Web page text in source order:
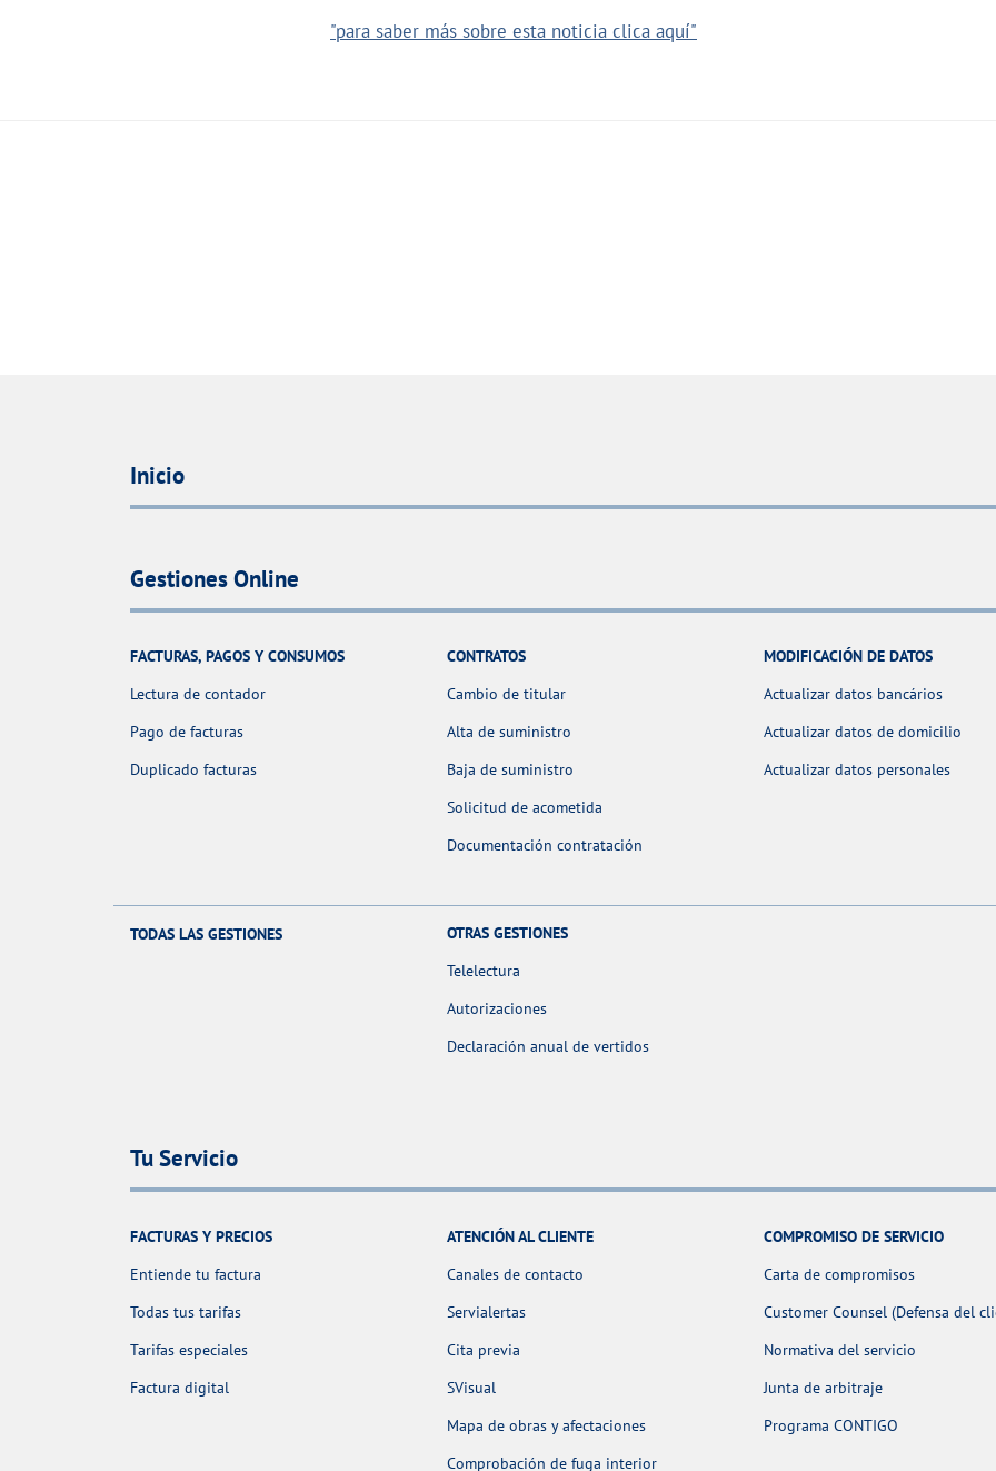
"para saber más sobre esta noticia clica aquí"
Inicio
Gestiones Online
FACTURAS, PAGOS Y CONSUMOS
Lectura de contador
Pago de facturas
Duplicado facturas
CONTRATOS
Cambio de titular
Alta de suministro
Baja de suministro
Solicitud de acometida
Documentación contratación
MODIFICACIÓN DE DATOS
Actualizar datos bancários
Actualizar datos de domicilio
Actualizar datos personales
TODAS LAS GESTIONES
OTRAS GESTIONES
Telelectura
Autorizaciones
Declaración anual de vertidos
Tu Servicio
FACTURAS Y PRECIOS
Entiende tu factura
Todas tus tarifas
Tarifas especiales
Factura digital
ATENCIÓN AL CLIENTE
Canales de contacto
Servialertas
Cita previa
SVisual
Mapa de obras y afectaciones
Comprobación de fuga interior
COMPROMISO DE SERVICIO
Carta de compromisos
Customer Counsel (Defensa del
Normativa del servicio
Junta de arbitraje
Programa CONTIGO